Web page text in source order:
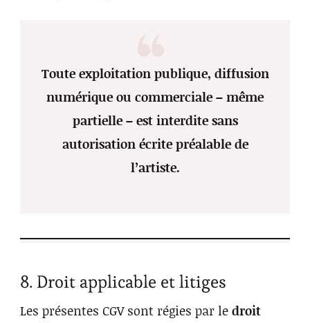
Toute exploitation publique, diffusion
numérique ou commerciale – même
partielle – est interdite sans
autorisation écrite préalable de
l’artiste.
8. Droit applicable et litiges
Les présentes CGV sont régies par ledroit